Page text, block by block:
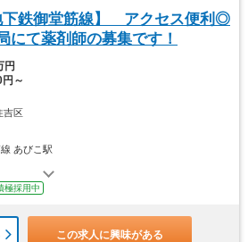
下鉄御堂筋線】 アクセス便利◎
にて薬剤師の募集です！
円
円～
吉区
あびこ駅
極採用中
この求人に興味がある